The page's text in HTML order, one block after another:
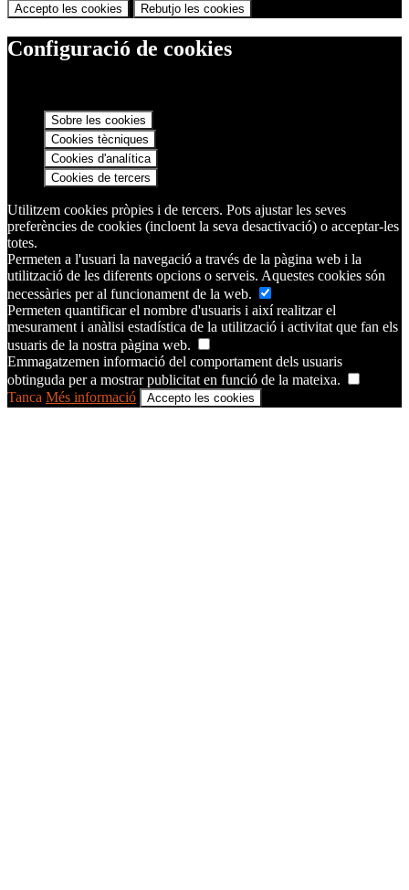
Accepto les cookies Rebutjo les cookies
Configuració de cookies
Sobre les cookies
Cookies tècniques
Cookies d'analítica
Cookies de tercers
Utilitzem cookies pròpies i de tercers. Pots ajustar les seves
preferències de cookies (incloent la seva desactivació) o acceptar-les
totes.
Permeten a l'usuari la navegació a través de la pàgina web i la
utilització de les diferents opcions o serveis. Aquestes cookies són
necessàries per al funcionament de la web.
Permeten quantificar el nombre d'usuaris i així realitzar el
mesurament i anàlisi estadística de la utilització i activitat que fan els
usuaris de la nostra pàgina web.
Emmagatzemen informació del comportament dels usuaris
obtinguda per a mostrar publicitat en funció de la mateixa.
Tanca Més informació Accepto les cookies